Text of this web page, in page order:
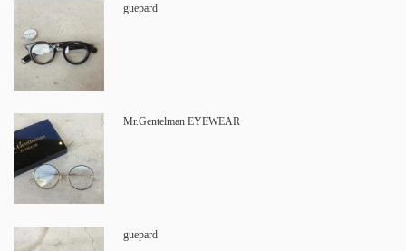
guepard
Mr.Gentelman EYEWEAR
guepard